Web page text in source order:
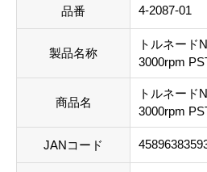
品番 4-2087-01
製品名称
トルネード
3000rpm
商品名
トルネード
3000rpm
JANコード